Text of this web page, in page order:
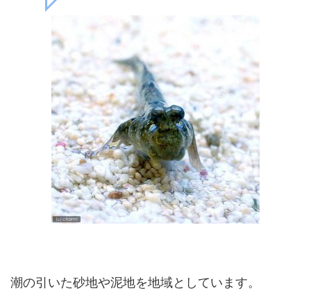
潮の引いた砂地や泥地を地域としています。